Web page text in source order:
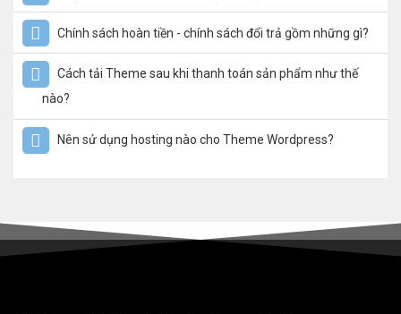
Chính sách hoàn tiền - chính sách đổi trả gồm những gì?
Cách tải Theme sau khi thanh toán sản phẩm như thế
nào?
Nên sử dụng hosting nào cho Theme Wordpress?